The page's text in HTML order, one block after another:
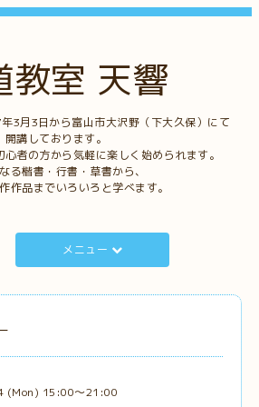
教室 天響
3月3日から富山市大沢野（下大久保）にて
開講しております。
者の方から気軽に楽しく始められます。
る楷書・行書・草書から、
作品までいろいろと学べます。
メニュー
(Mon) 15:00～21:00